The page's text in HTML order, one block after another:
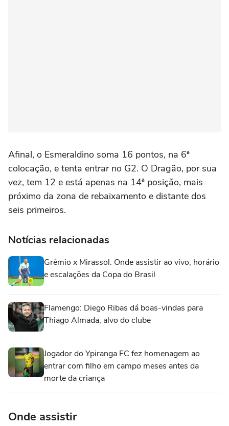
Afinal, o Esmeraldino soma 16 pontos, na 6ª
colocação, e tenta entrar no G2. O Dragão, por sua
vez, tem 12 e está apenas na 14ª posição, mais
próximo da zona de rebaixamento e distante dos
seis primeiros.
Notícias relacionadas
Grêmio x Mirassol: Onde assistir ao vivo, horário
e escalações da Copa do Brasil
Flamengo: Diego Ribas dá boas-vindas para
Thiago Almada, alvo do clube
Jogador do Ypiranga FC fez homenagem ao
entrar com filho em campo meses antes da
morte da criança
Onde assistir